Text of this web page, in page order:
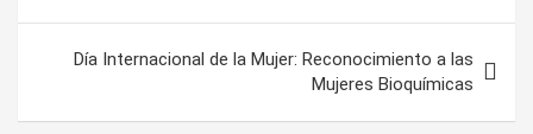
entradas
Día Internacional de la Mujer: Reconocimiento a las
Mujeres Bioquímicas